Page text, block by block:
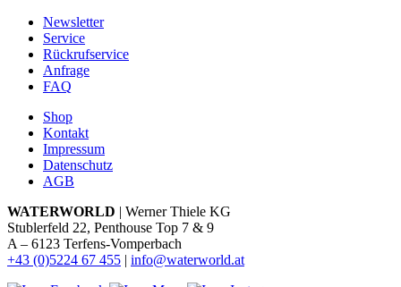
Newsletter
Service
Rückrufservice
Anfrage
FAQ
Shop
Kontakt
Impressum
Datenschutz
AGB
WATERWORLD | Werner Thiele KG
Stublerfeld 22, Penthouse Top 7 & 9
A – 6123 Terfens-Vomperbach
+43 (0)5224 67 455 | info@waterworld.at